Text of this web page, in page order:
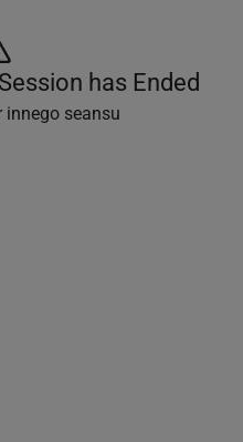
has Ended
innego seansu